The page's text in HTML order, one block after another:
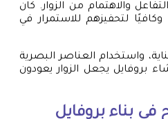
والاهتمام من الزوار. كان
وكافيًا لتحفيزهم للاستمرار في
واستخدام العناصر البصرية
بروفايل يجعل الزوار يعودون
في بناء بروفايل